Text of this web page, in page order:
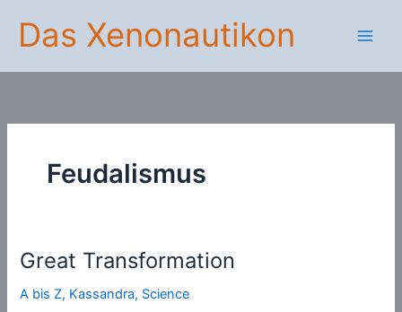
Inhalt
springen
Das Xenonautikon
Feudalismus
Great Transformation
A bis Z, Kassandra, Science